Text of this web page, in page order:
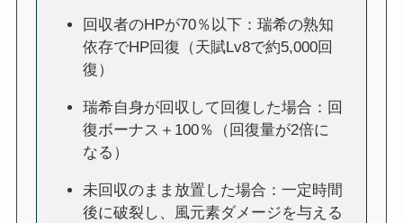
回収者のHPが70％以下：瑞希の熟知
依存でHP回復（天賦Lv8で約5,000回
復）
瑞希自身が回収して回復した場合：回
復ボーナス＋100％（回復量が2倍に
なる）
未回収のまま放置した場合：一定時間
後に破裂し、風元素ダメージを与える